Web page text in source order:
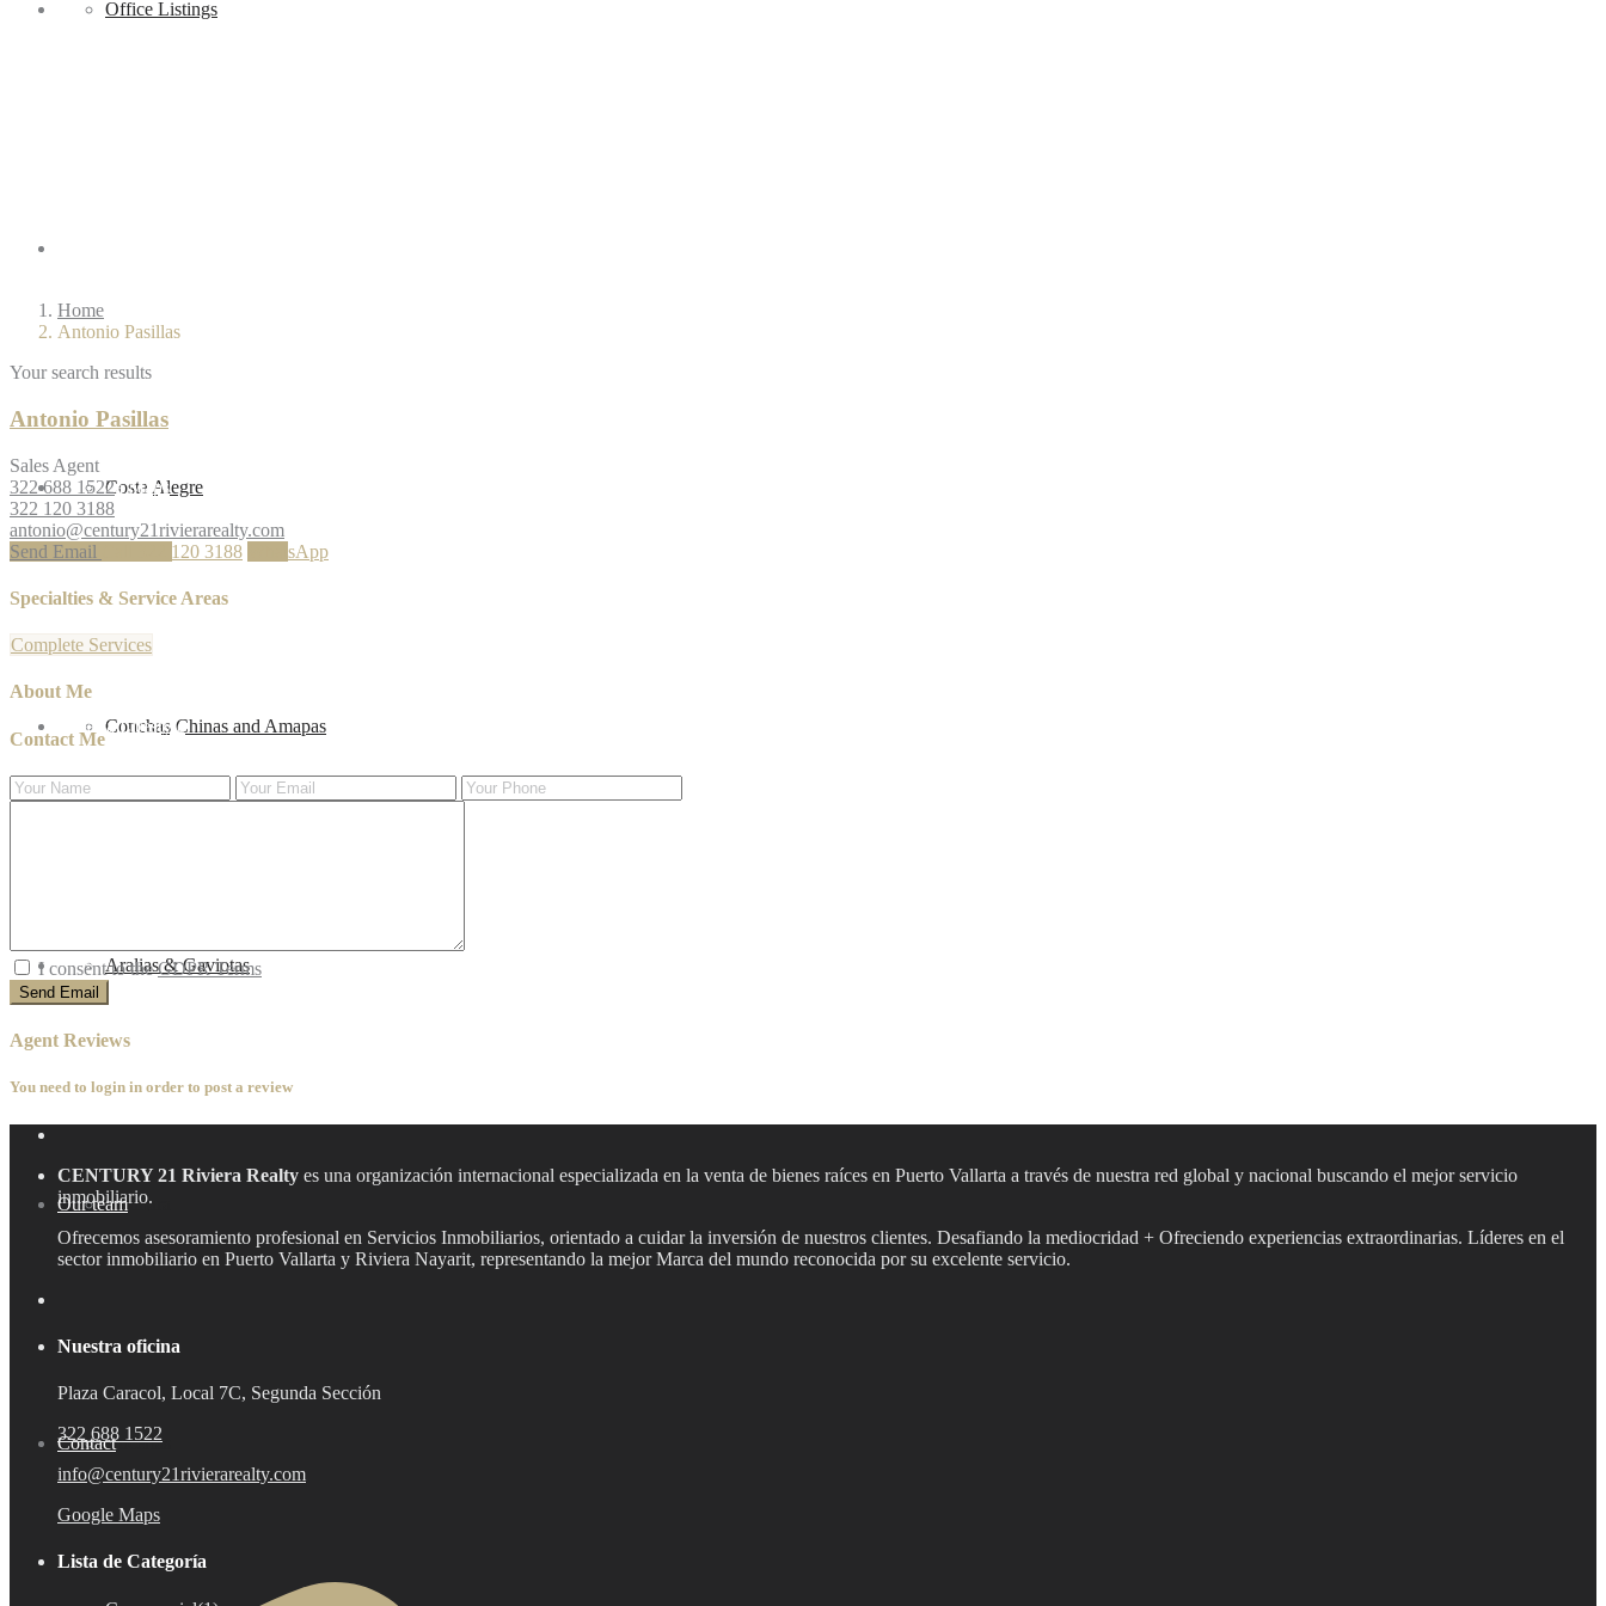
Office Listings
Sell
Costa Alegre
Conchas Chinas and Amapas
Aralias & Gaviotas
Aramara
Bucerías
PV Area Maps
Vallarta Lifestyle
Blog
Our team
Contact
Home
Antonio Pasillas
Your search results
Antonio Pasillas
Sales Agent
322 688 1522
322 120 3188
antonio@century21rivierarealty.com
Send Email
322 120 3188 WhatsApp
Specialties & Service Areas
Complete Services
About Me
Contact Me
I consent to theGDPR Terms
Agent Reviews
You need to login in order to post a review
CENTURY 21 Riviera Realty es una organización internacional especializada en la venta de bienes raíces en Puerto Vallarta a través de nuestra red global y nacional buscando el mejor servicio
inmobiliario.
Ofrecemos asesoramiento profesional en Servicios Inmobiliarios, orientado a cuidar la inversión de nuestros clientes. Desafiando la mediocridad + Ofreciendo experiencias extraordinarias. Líderes en el
sector inmobiliario en Puerto Vallarta y Riviera Nayarit, representando la mejor Marca del mundo reconocida por su excelente servicio.
Nuestra oficina
Plaza Caracol, Local 7C, Segunda Sección
322 688 1522
info@century21rivierarealty.com
Google Maps
Lista de Categoría